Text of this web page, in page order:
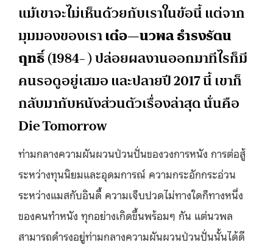
แม้เขาจะไม่เห็นด้วยกับเราในข้อนี้ แต่จาก
มุมมองของเราเต๋อ—นวพล ธำรงรัตน
ฤทธิ์(1984- ) ปล่อยผลงานออกมาทีไรก็มี
คนรอดูอยู่เสมอ และปลายปี 2017 นี้ เขาก็
กลับมากับหนังส่วนตัวเรื่องล่าสุด นั่นคือ
Die Tomorrow
ท่ามกลางความผันผวนป่วนปั่นของวงการหนัง การต่อสู้
ระหว่างทุนนิยมและอุดมการณ์ ความกระอักกระอ่วน
ระหว่างแมสกับอินดี้ ความเจ็บปวดไม่ทางใดก็ทางหนึ่ง
ของคนทำหนัง ทุกอย่างเกิดขึ้นพร้อมๆ กัน แต่นวพล
สามารถดำรงอยู่ท่ามกลางความผันผวนป่วนปั่นนั้นได้ดี